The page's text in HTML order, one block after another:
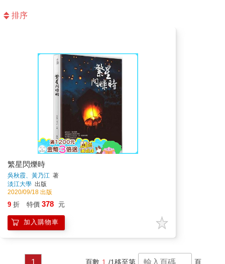
排序
繁星閃爍時
吳秋霞、黃乃江 著
淡江大學 出版
2020/09/18 出版
9 折 特價 378 元
加入購物車
1 頁數 1 /1移至第 頁